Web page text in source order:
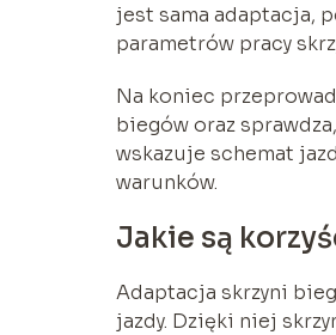
jest sama adaptacja,
parametrów pracy
Na koniec
biegów oraz
wskazuje schemat
warunków.
Jakie są
Adaptacja skrzyni
jazdy. Dzięki niej